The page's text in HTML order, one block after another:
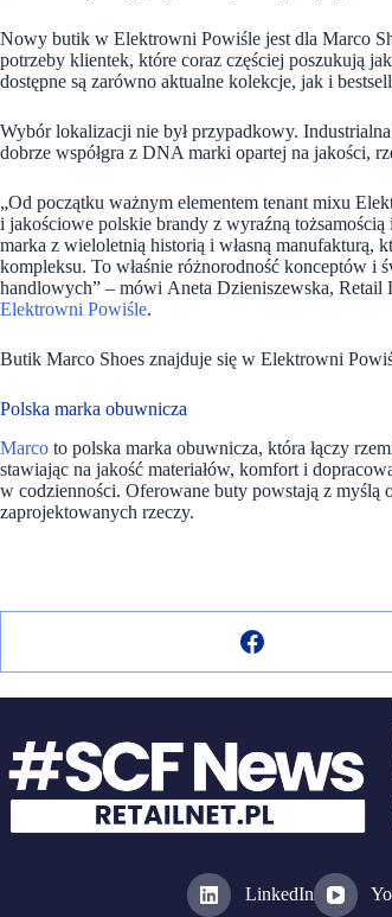
Nowy butik w Elektrowni Powiśle jest dla Marco
potrzeby klientek, które coraz częściej poszukują
dostępne są zarówno aktualne kolekcje, jak i
Wybór lokalizacji nie był przypadkowy.
dobrze współgra z DNA marki opartej na jakości,
„Od początku ważnym elementem tenant mixu
i jakościowe polskie brandy z wyraźną tożsamością
marka z wieloletnią historią i własną manufakturą,
kompleksu. To właśnie różnorodność konceptów i
handlowych” – mówi Aneta Dzieniszewska, Retail
Elektrowni Powiśle.
Butik Marco Shoes znajduje się w Elektrowni
Polska marka obuwnicza
Marco to polska marka obuwnicza, która łączy
stawiając na jakość materiałów, komfort i
w codzienności. Oferowane buty powstają z myślą
zaprojektowanych rzeczy.
LinkedIn